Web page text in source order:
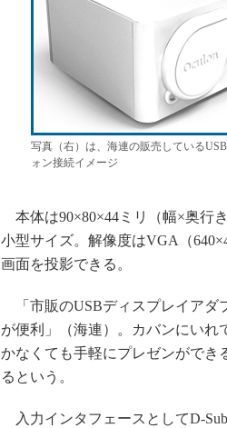
写真（右）は、海連の販売している
ォン接続イメージ
本体は90×80×44ミリ（幅×奥行
小型サイズ。解像度はVGA（
画面を投影できる。
「市販のUSBディスプレイアダ
が便利」（海連）。カバンにいれ
かなくても手軽にプレゼンができ
るという。
入力インタフェースとしてD-